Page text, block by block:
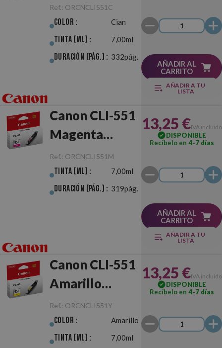
Ref.: ORCNCLI551C
Color : Cian
Tinta (ml) : 7,00ml
Duración (pág.) : 332pág.
AÑADIR AL
CARRITO
AÑADIR A TU
LISTA
Canon CLI-551
Magenta
Original
Ref.: ORCNCLI551M
Tinta (ml) : 7,00ml
Duración (pág.) : 319pág.
13,25 €IVA incluido
DISPONIBLE
Recíbelo en 4-7 días
AÑADIR AL
CARRITO
AÑADIR A TU
LISTA
Canon CLI-551
Amarillo
Original
Ref.: ORCNCLI551Y
Color : Amarillo
Tinta (ml) : 7,00ml
13,25 €IVA incluido
DISPONIBLE
Recíbelo en 4-7 días